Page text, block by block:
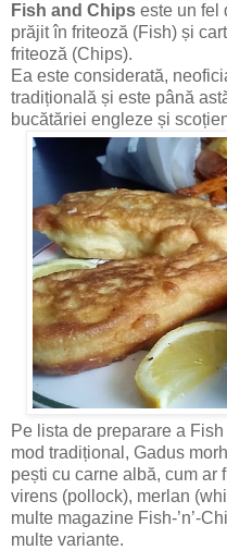
Fish and Chips este un fel
prăjit în friteoză (Fish) și
friteoză (Chips).
Ea este considerată,
tradițională și este până
bucătăriei engleze și
Pe lista de preparare a Fish
mod tradițional, Gadus
pești cu carne albă, cum ar
virens (pollock), merlan
multe magazine Fish-’n’-
multe variante.